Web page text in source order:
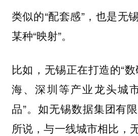
类似的“配套感”，也是无
某种“映射”。
比如，无锡正在打造的“
海、深圳等产业龙头城
品”。如无锡数据集团有
所说，与一线城市相比，